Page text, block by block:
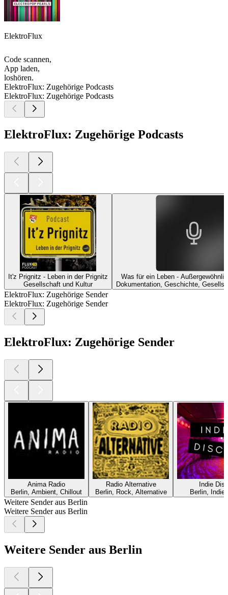
ElektroFlux
Code scannen,
App laden,
loshören.
ElektroFlux: Zugehörige Podcasts
ElektroFlux: Zugehörige Podcasts
ElektroFlux: Zugehörige Podcasts
It'z Prignitz - Leben in der Prignitz
Gesellschaft und Kultur
Was für ein Leben -
Dokumentation, Geschichte,
ElektroFlux: Zugehörige Sender
ElektroFlux: Zugehörige Sender
ElektroFlux: Zugehörige Sender
Anima Radio
Berlin, Ambient, Chillout
Radio Alternative
Berlin, Rock, Alternative
Indie
Berlin,
Weitere Sender aus Berlin
Weitere Sender aus Berlin
Weitere Sender aus Berlin